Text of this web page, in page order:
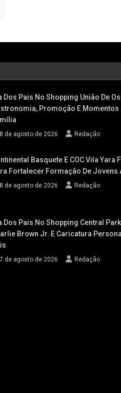
Dos Pais No Shopping União De
Promoção E Momentos
de agosto de 2026 Redação
Basquete E COC Vila Yara
Fortalecer Formação De Jovens
de agosto de 2026 Redação
Dos Pais No Shopping Central
Brown Jr. E Caricatura
de agosto de 2026 Redação